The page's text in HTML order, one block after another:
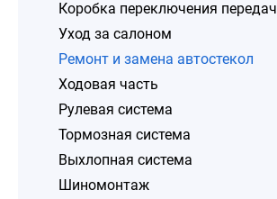
Коробка переключения передач
Уход за салоном
Ремонт и замена автостекол
Ходовая часть
Рулевая система
Тормозная система
Выхлопная система
Шиномонтаж